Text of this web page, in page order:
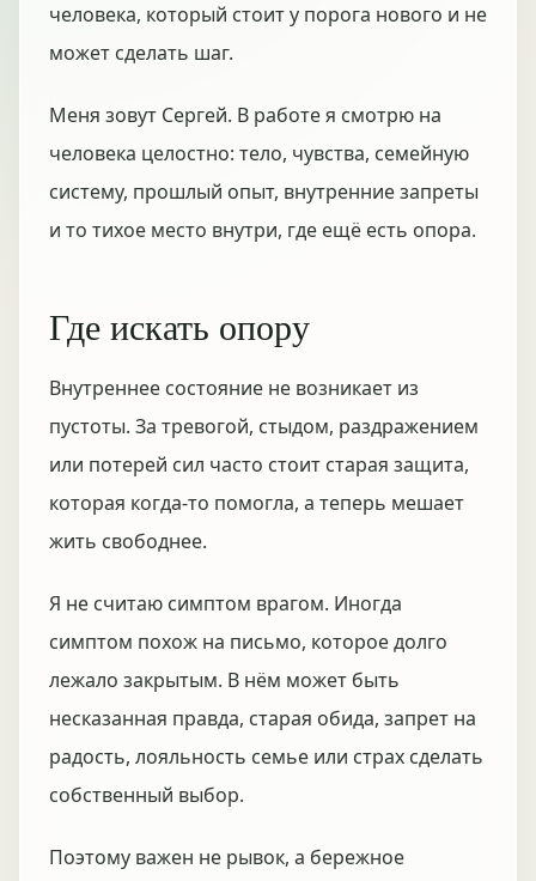
человека, который стоит у порога нового и не
может сделать шаг.
Меня зовут Сергей. В работе я смотрю на
человека целостно: тело, чувства, семейную
систему, прошлый опыт, внутренние запреты
и то тихое место внутри, где ещё есть опора.
Где искать опору
Внутреннее состояние не возникает из
пустоты. За тревогой, стыдом, раздражением
или потерей сил часто стоит старая защита,
которая когда-то помогла, а теперь мешает
жить свободнее.
Я не считаю симптом врагом. Иногда
симптом похож на письмо, которое долго
лежало закрытым. В нём может быть
несказанная правда, старая обида, запрет на
радость, лояльность семье или страх сделать
собственный выбор.
Поэтому важен не рывок, а бережное